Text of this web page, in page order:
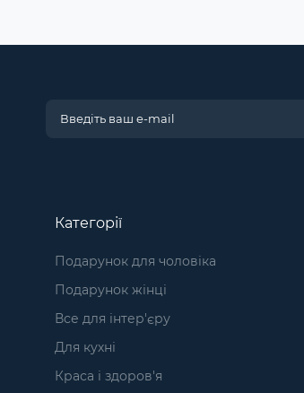
Категорії
Подарунок для чоловіка
Подарунок жінці
Все для інтер'єру
Для кухні
Краса і здоров'я